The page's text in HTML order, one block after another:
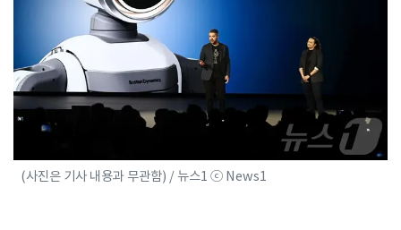
(사진은 기사 내용과 무관함) / 뉴스1 ⓒ News1